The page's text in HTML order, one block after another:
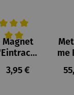
Magnet
-Stadion"
Regulärer Preis:
3,95 €
me